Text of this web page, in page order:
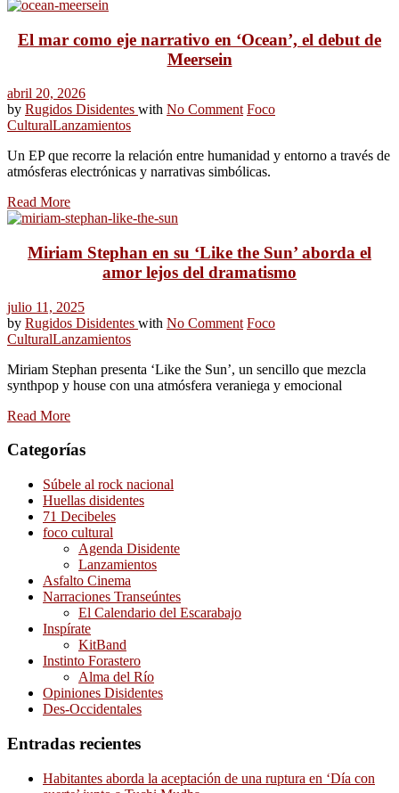
El mar como eje narrativo en ‘Ocean’, el debut de
Meersein
abril 20, 2026
by Rugidos Disidentes with No Comment Foco
CulturalLanzamientos
Un EP que recorre la relación entre humanidad y entorno a través de
atmósferas electrónicas y narrativas simbólicas.
Read More
Miriam Stephan en su ‘Like the Sun’ aborda el
amor lejos del dramatismo
julio 11, 2025
by Rugidos Disidentes with No Comment Foco
CulturalLanzamientos
Miriam Stephan presenta ‘Like the Sun’, un sencillo que mezcla
synthpop y house con una atmósfera veraniega y emocional
Read More
Categorías
Súbele al rock nacional
Huellas disidentes
71 Decibeles
foco cultural
Agenda Disidente
Lanzamientos
Asfalto Cinema
Narraciones Transeúntes
El Calendario del Escarabajo
Inspírate
KitBand
Instinto Forastero
Alma del Río
Opiniones Disidentes
Des-Occidentales
Entradas recientes
Habitantes aborda la aceptación de una ruptura en ‘Día con